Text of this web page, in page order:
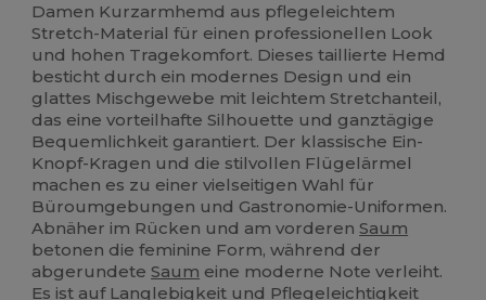
Damen Kurzarmhemd aus pflegeleichtem
Stretch-Material für einen professionellen Look
und hohen Tragekomfort. Dieses taillierte Hemd
besticht durch ein modernes Design und ein
glattes Mischgewebe mit leichtem Stretchanteil,
das eine vorteilhafte Silhouette und ganztägige
Bequemlichkeit garantiert. Der klassische Ein-
Knopf-Kragen und die stilvollen Flügelärmel
machen es zu einer vielseitigen Wahl für
Büroumgebungen und Gastronomie-Uniformen.
Abnäher im Rücken und am vorderenSaum
betonen die feminine Form, während der
abgerundeteSaum eine moderne Note verleiht.
Es ist auf Langlebigkeit und Pflegeleichtigkeit